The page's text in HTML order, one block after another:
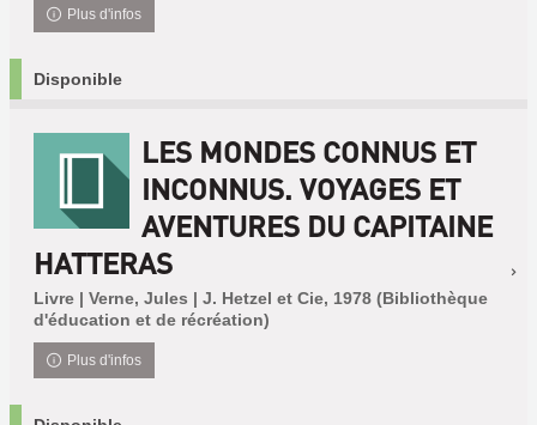
Plus d'infos
Disponible
LES MONDES CONNUS ET
INCONNUS. VOYAGES ET
AVENTURES DU CAPITAINE
HATTERAS
Livre | Verne, Jules | J. Hetzel et Cie, 1978 (Bibliothèque
d'éducation et de récréation)
Plus d'infos